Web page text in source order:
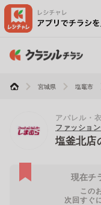
宮城県 塩竈市
アパレル・
ファッショ
塩釜北店
現在チ
この
次回すぐ